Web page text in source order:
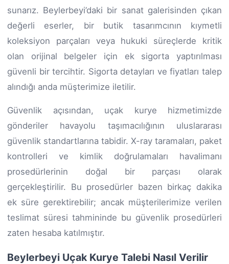
sunarız. Beylerbeyi’daki bir sanat galerisinden çıkan
değerli eserler, bir butik tasarımcının kıymetli
koleksiyon parçaları veya hukuki süreçlerde kritik
olan orijinal belgeler için ek sigorta yaptırılması
güvenli bir tercihtir. Sigorta detayları ve fiyatları talep
alındığı anda müşterimize iletilir.
Güvenlik açısından, uçak kurye hizmetimizde
gönderiler havayolu taşımacılığının uluslararası
güvenlik standartlarına tabidir. X-ray taramaları, paket
kontrolleri ve kimlik doğrulamaları havalimanı
prosedürlerinin doğal bir parçası olarak
gerçekleştirilir. Bu prosedürler bazen birkaç dakika
ek süre gerektirebilir; ancak müşterilerimize verilen
teslimat süresi tahmininde bu güvenlik prosedürleri
zaten hesaba katılmıştır.
Beylerbeyi Uçak Kurye Talebi Nasıl Verilir